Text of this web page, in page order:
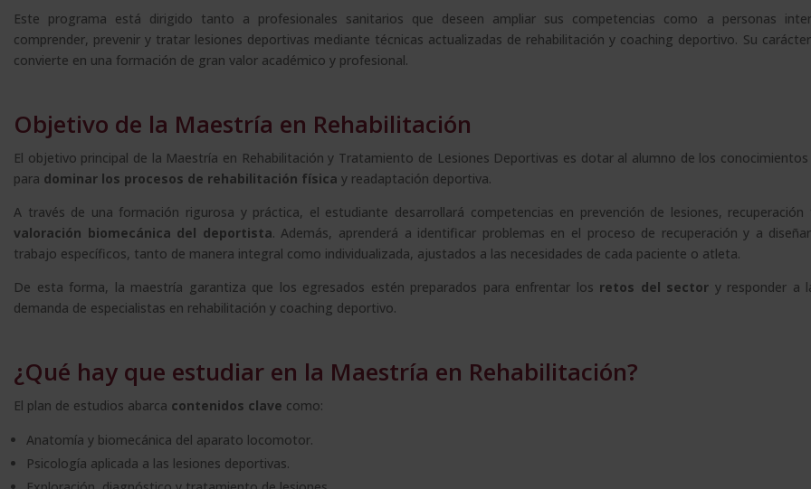
Este programa está dirigido tanto a profesionales sanitarios que deseen ampliar sus competencias como a personas
comprender, prevenir y tratar lesiones deportivas mediante técnicas actualizadas de rehabilitación y coaching deportivo. Su
convierte en una formación de gran valor académico y profesional.
Objetivo de la Maestría en Rehabilitación
El objetivo principal de la Maestría en Rehabilitación y Tratamiento de Lesiones Deportivas es dotar al alumno de los conocimientos
para dominar los procesos de rehabilitación física y readaptación deportiva.
A través de una formación rigurosa y práctica, el estudiante desarrollará competencias en prevención de lesiones, recuperación
valoración biomecánica del deportista. Además, aprenderá a identificar problemas en el proceso de recuperación y a
trabajo específicos, tanto de manera integral como individualizada, ajustados a las necesidades de cada paciente o atleta.
De esta forma, la maestría garantiza que los egresados estén preparados para enfrentar los retos del sector y responder a
demanda de especialistas en rehabilitación y coaching deportivo.
¿Qué hay que estudiar en la Maestría en Rehabilitación?
El plan de estudios abarca contenidos clave como:
Anatomía y biomecánica del aparato locomotor.
Psicología aplicada a las lesiones deportivas.